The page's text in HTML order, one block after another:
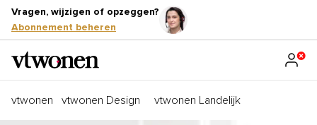
Vragen, wijzigen of opzeggen?
Abonnement beheren
vtwonen vtwonen Design vtwonen Landelijk